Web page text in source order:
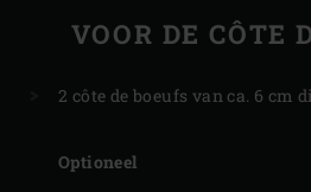
VOOR DE CÔTE
2 côte de boeufs van ca. 6 cm
Optioneel